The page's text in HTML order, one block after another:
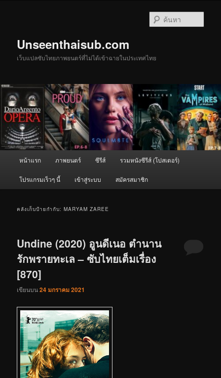
Unseenthaisub.com
เว็บแปลซับไทยภาพยนตร์ที่ไม่ได้เข้าฉายในประเทศไทย
หน้าแรก ภาพยนตร์ ซีรีส์ รวมหนังซีรีส์ (โปสเตอร์)
โปรแกรมเร็วๆ นี้ เข้าสู่ระบบ สมัครสมาชิก
คลังเก็บป้ายกำกับ:MARYAM ZAREE
Undine (2020) อูนดีเนอ ตำนาน
รักพรายทะเล – ซับไทยเต็มเรื่อง
[870]
เขียนบน24 มกราคม 2021